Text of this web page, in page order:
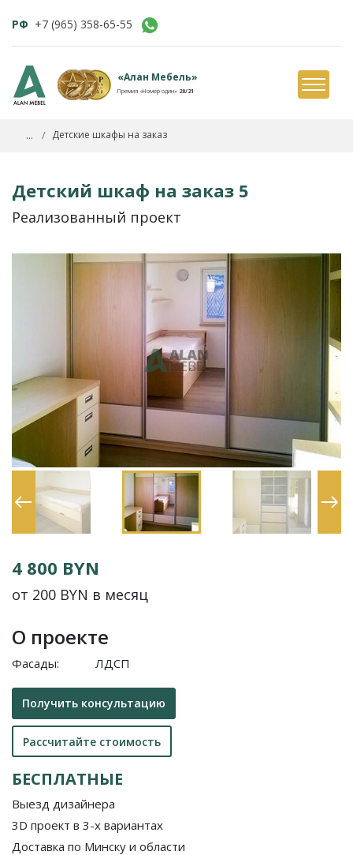
РФ +7 (965) 358-65-55
«Алан Мебель»
Премия «Номер один» 20/21
... Детские шкафы на заказ
Детский шкаф на заказ 5
Реализованный проект
4 800 BYN
от 200 BYN в месяц
О проекте
Фасады: ЛДСП
Получить консультацию
Рассчитайте стоимость
БЕСПЛАТНЫЕ
Выезд дизайнера
3D проект в 3-х вариантах
Доставка по Минску и области